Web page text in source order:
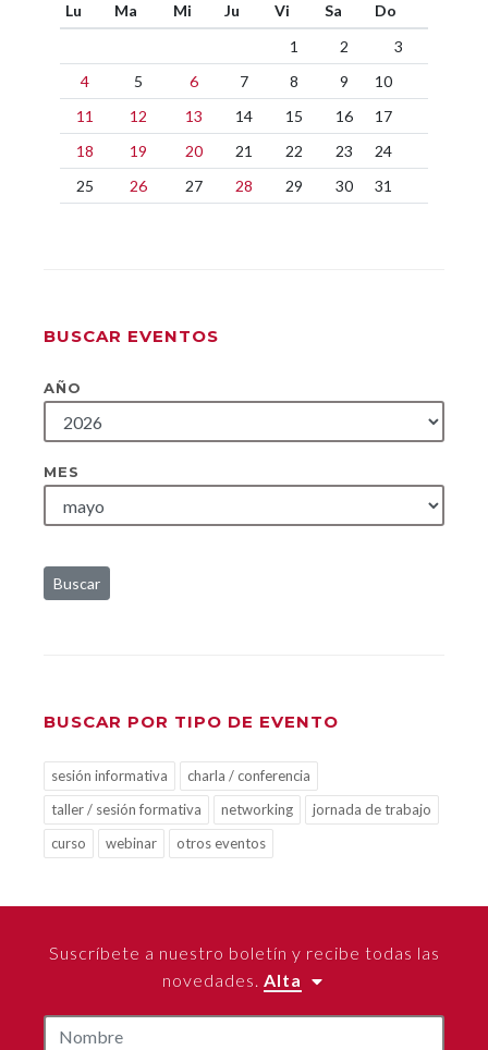
Lu
Ma Mi Ju Vi Sa
Do
1
2
3
4
5 6 7 8 9
10
11
12 13 14 15 16
17
18
19 20 21 22 23
24
25
26 27 28 29 30 31
BUSCAR EVENTOS
AÑO
MES
Buscar
BUSCAR POR TIPO DE EVENTO
sesión informativa
charla / conferencia
taller / sesión formativa
networking
jornada de trabajo
curso
webinar otros eventos
Suscríbete a nuestro boletín y recibe todas las
novedades. Alta